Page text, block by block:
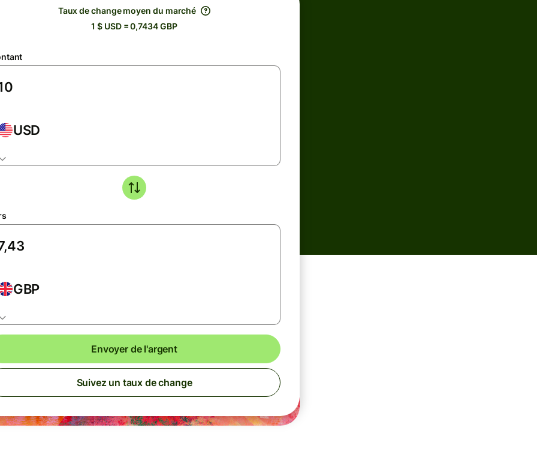
Taux de change moyen du marché
1 $ USD = 0,7434 GBP
USD
GBP
Envoyer de l'argent
Suivez un taux de change